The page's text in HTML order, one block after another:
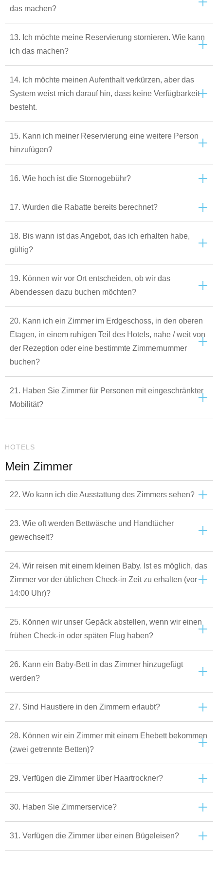
das machen?
13. Ich möchte meine Reservierung stornieren. Wie kann
ich das machen?
14. Ich möchte meinen Aufenthalt verkürzen, aber das
System weist mich darauf hin, dass keine Verfügbarkeit
besteht.
15. Kann ich meiner Reservierung eine weitere Person
hinzufügen?
16. Wie hoch ist die Stornogebühr?
17. Wurden die Rabatte bereits berechnet?
18. Bis wann ist das Angebot, das ich erhalten habe,
gültig?
19. Können wir vor Ort entscheiden, ob wir das
Abendessen dazu buchen möchten?
20. Kann ich ein Zimmer im Erdgeschoss, in den oberen
Etagen, in einem ruhigen Teil des Hotels, nahe / weit von
der Rezeption oder eine bestimmte Zimmernummer
buchen?
21. Haben Sie Zimmer für Personen mit eingeschränkter
Mobilität?
HOTELS
Mein Zimmer
22. Wo kann ich die Ausstattung des Zimmers sehen?
23. Wie oft werden Bettwäsche und Handtücher
gewechselt?
24. Wir reisen mit einem kleinen Baby. Ist es möglich, das
Zimmer vor der üblichen Check-in Zeit zu erhalten (vor
14:00 Uhr)?
25. Können wir unser Gepäck abstellen, wenn wir einen
frühen Check-in oder späten Flug haben?
26. Kann ein Baby-Bett in das Zimmer hinzugefügt
werden?
27. Sind Haustiere in den Zimmern erlaubt?
28. Können wir ein Zimmer mit einem Ehebett bekommen
(zwei getrennte Betten)?
29. Verfügen die Zimmer über Haartrockner?
30. Haben Sie Zimmerservice?
31. Verfügen die Zimmer über einen Bügeleisen?